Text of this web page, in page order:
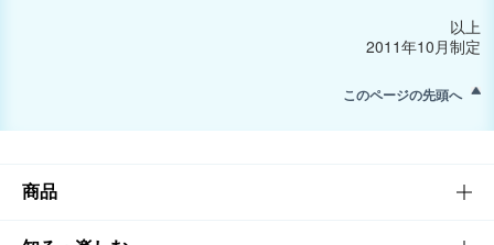
以上
2011年10月制定
このページの先頭へ
商品